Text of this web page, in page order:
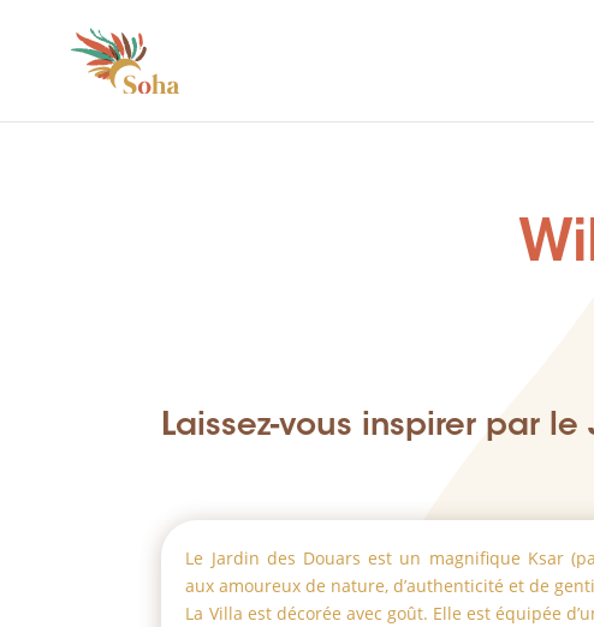
Laissez-vous inspirer par
Le Jardin des Douars est un magnifique Ksar
aux amoureux de nature, dʼauthenticité et de
La Villa est décorée avec goût. Elle est équipée